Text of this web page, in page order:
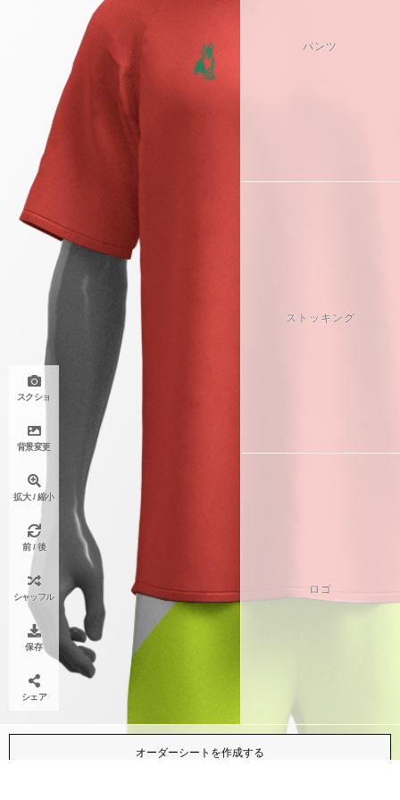
パンツ
ストッキング
ロゴ
スクショ
背景変更
拡大 / 縮小
前 / 後
シャッフル
保存
シェア
オーダーシートを作成する